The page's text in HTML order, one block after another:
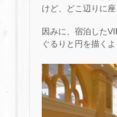
けど、どこ辺りに座
因みに、宿泊した
ぐるりと円を描く